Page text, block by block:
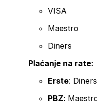
VISA
Maestro
Diners
Plaćanje na rate:
Erste:
PBZ: